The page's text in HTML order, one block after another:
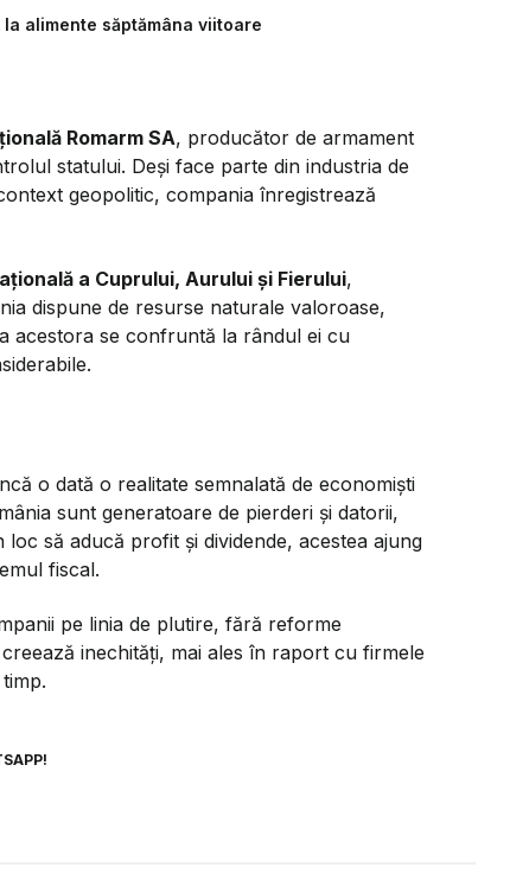
alimente săptămâna viitoare
Romarm SA, producător de armament
statului. Deși face parte din industria de
geopolitic, compania înregistrează
a Cuprului, Aurului și Fierului,
dispune de resurse naturale valoroase,
acestora se confruntă la rândul ei cu
o dată o realitate semnalată de economiști
sunt generatoare de pierderi și datorii,
să aducă profit și dividende, acestea ajung
fiscal.
pe linia de plutire, fără reforme
inechități, mai ales în raport cu firmele